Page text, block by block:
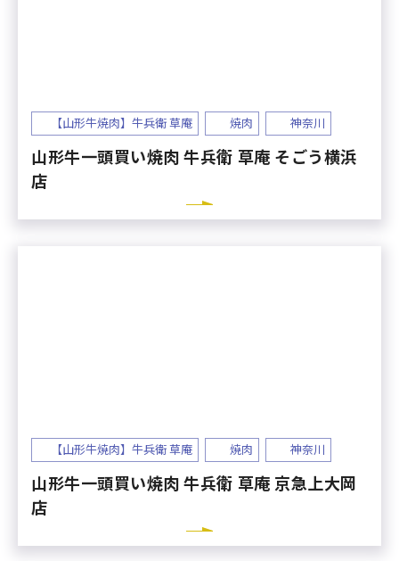
【山形牛焼肉】牛兵衛 草庵 焼肉 神奈川
山形牛一頭買い焼肉 牛兵衛 草庵 そごう横浜
店
【山形牛焼肉】牛兵衛 草庵 焼肉 神奈川
山形牛一頭買い焼肉 牛兵衛 草庵 京急上大岡
店